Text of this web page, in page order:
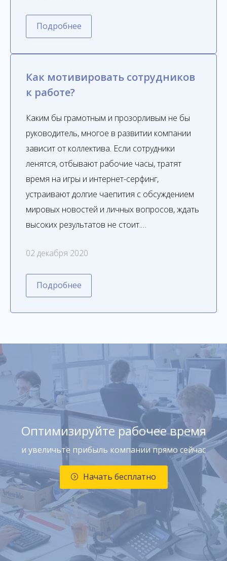
Подробнее
Как мотивировать сотрудников
к работе?
Каким бы грамотным и прозорливым не бы
руководитель, многое в развитии компании
зависит от коллектива. Если сотрудники
ленятся, отбывают рабочие часы, тратят
время на игры и интернет-серфинг,
устраивают долгие чаепития с обсуждением
мировых новостей и личных вопросов, ждать
высоких результатов не стоит.…
02 декабря 2020
Подробнее
Оптимизируйте рабочее время
и увеличьте прибыль компании прямо сейчас
Начать бесплатно